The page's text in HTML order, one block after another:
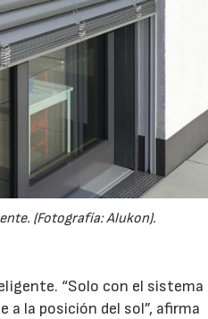
(Fotografía: Alukon).
“Solo con el sistema
a la posición del sol”, afirma